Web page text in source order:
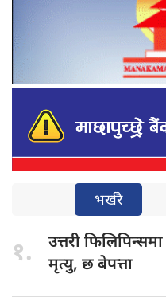
भर्खरै
१. उत्तरी फिलिपिन्समा
मृत्यु, छ बेपत्ता